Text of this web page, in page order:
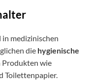
in medizinischen
die hygienische
Produkten wie
Toilettenpapier.